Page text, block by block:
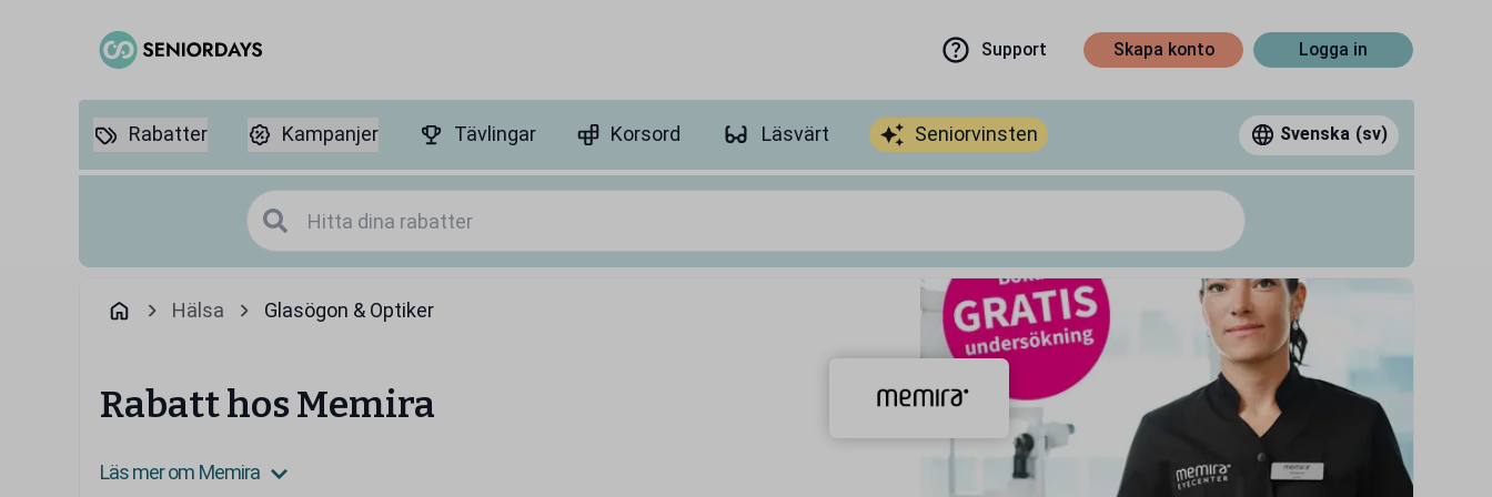
Support Skapa konto Logga in
Rabatter Kampanjer Tävlingar Korsord Läsvärt Seniorvinsten Svenska (sv)
Hälsa Glasögon & Optiker
Rabatt hos Memira
Läs mer om Memira